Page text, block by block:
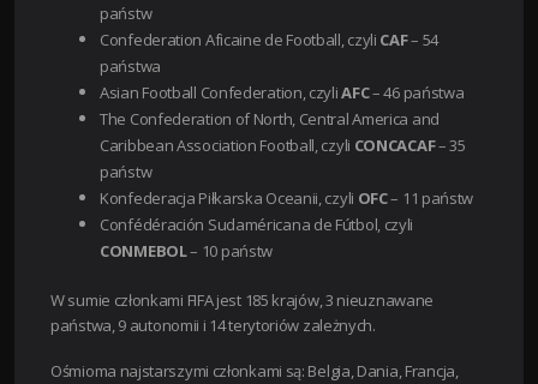
państw
Confederation Aficaine de Football, czyli CAF– 54
państwa
Asian Football Confederation, czyliAFC– 46 państwa
The Confederation of North, Central America and
Caribbean Association Football, czyli CONCACAF– 35
państw
Konfederacja Piłkarska Oceanii, czyli OFC– 11 państw
Confédéración Sudaméricana de Fútbol, czyli
CONMEBOL– 10 państw
W sumie członkami FIFA jest 185 krajów, 3 nieuznawane
państwa, 9 autonomii i 14 terytoriów zależnych.
Ośmioma najstarszymi członkami są: Belgia, Dania, Francja,